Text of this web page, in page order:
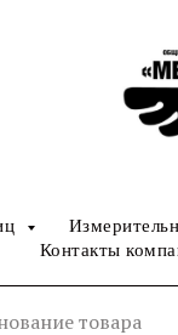
Контакты